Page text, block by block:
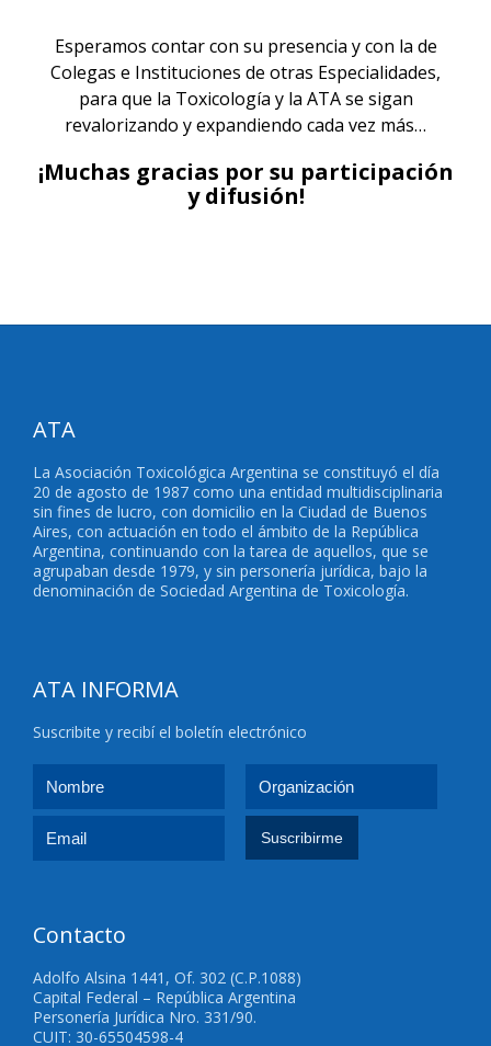
Esperamos contar con su presencia y con la de
Colegas e Instituciones de otras Especialidades,
para que la Toxicología y la ATA se sigan
revalorizando y expandiendo cada vez más…
¡Muchas gracias por su participación
y difusión!
ATA
La Asociación Toxicológica Argentina se constituyó el día
20 de agosto de 1987 como una entidad multidisciplinaria
sin fines de lucro, con domicilio en la Ciudad de Buenos
Aires, con actuación en todo el ámbito de la República
Argentina, continuando con la tarea de aquellos, que se
agrupaban desde 1979, y sin personería jurídica, bajo la
denominación de Sociedad Argentina de Toxicología.
ATA INFORMA
Suscribite y recibí el boletín electrónico
Contacto
Adolfo Alsina 1441, Of. 302 (C.P.1088)
Capital Federal – República Argentina
Personería Jurídica Nro. 331/90.
CUIT: 30-65504598-4